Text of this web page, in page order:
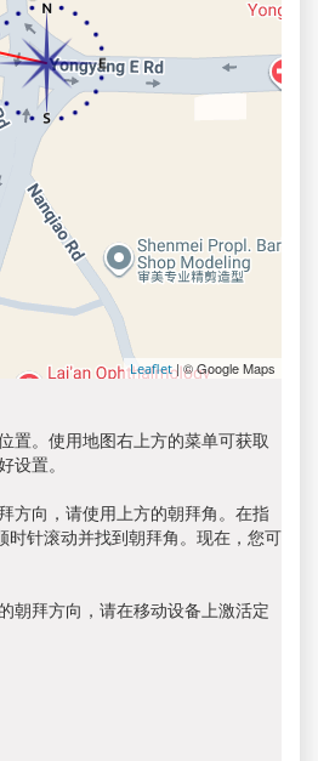
Leaflet| © Google Maps
置。使用地图右上方的菜单可获取
设置。
方向，请使用上方的朝拜角。在指
时针滚动并找到朝拜角。现在，您可
朝拜方向，请在移动设备上激活定